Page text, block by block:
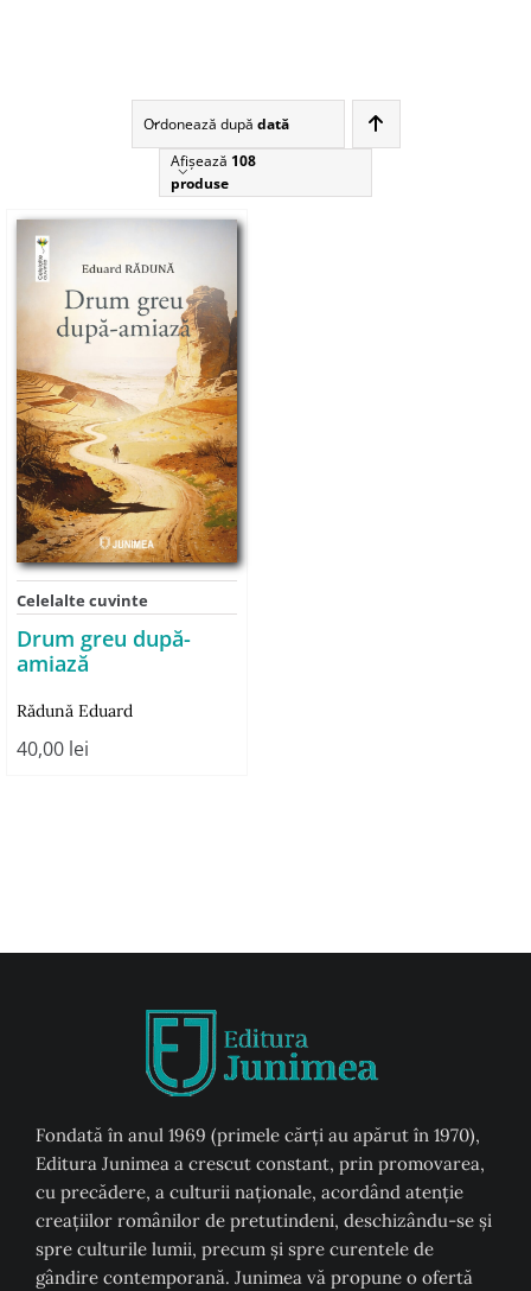
Ordonează după dată
Afişează 108
produse
Celelalte cuvinte
Drum greu după-
amiază
Rădună Eduard
40,00 lei
Fondată în anul 1969 (primele cărți au apărut în 1970),
Editura Junimea a crescut constant, prin promovarea,
cu precădere, a culturii naţionale, acordând atenţie
creaţiilor românilor de pretutindeni, deschizându-se şi
spre culturile lumii, precum şi spre curentele de
gândire contemporană. Junimea vă propune o ofertă